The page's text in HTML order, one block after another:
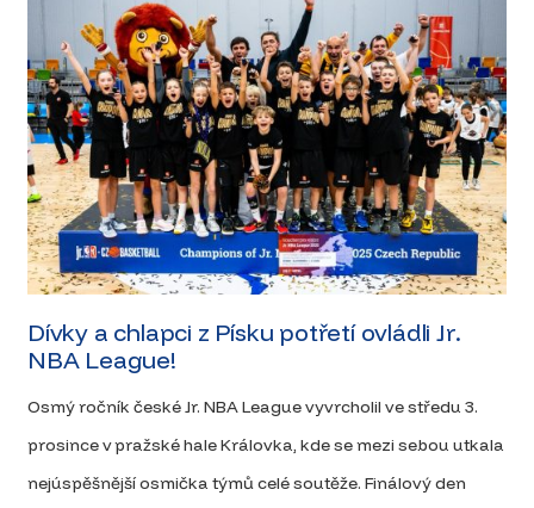
Dívky a chlapci z Písku potřetí ovládli Jr.
NBA League!
Osmý ročník české Jr. NBA League vyvrcholil ve středu 3.
prosince v pražské hale Královka, kde se mezi sebou utkala
nejúspěšnější osmička týmů celé soutěže. Finálový den